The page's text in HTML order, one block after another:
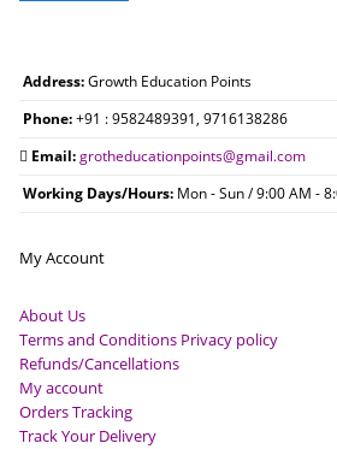
Address:Growth Education Points
Phone:+91 : 9582489391, 9716138286
Email:grotheducationpoints@gmail.com
Working Days/Hours: Mon - Sun / 9:00 AM -
My Account
About Us
Terms and Conditions Privacy policy
Refunds/Cancellations
My account
Orders Tracking
Track Your Delivery